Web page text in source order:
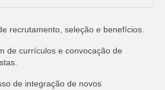
seleção e benefícios.
currículos e convocação de
de integração de novos